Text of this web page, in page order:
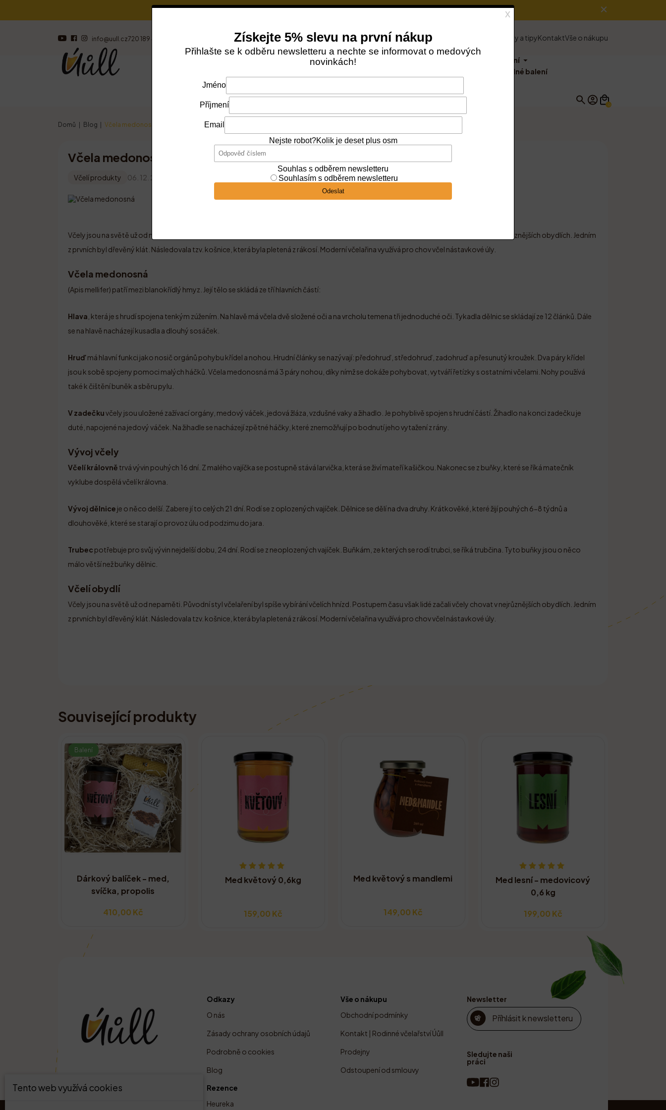
DOPRAVA ZDARMA OD NÁKUPU ZA 1 299 KČ
info@uull.cz720 189 473 Rady a tipyKontaktVše o nákupu
Medové bonbony Kosmetika
Ostatní
Výhodné balení
0
Domů Blog Včela medonosná
Včela medonosná
Včelí produkty 06. 12. 2022
Včely jsou na světě už od nepaměti. Původní styl včelaření byl spíše vybírání včelích hnízd. Postupem času však lidé začali včely chovat v nejrůznějších obydlích. Jedním
z prvních byl dřevěný klát. Následovala tzv. košnice, která byla pletená z rákosí. Moderní včelařina využívá pro chov včel nástavkové úly.
Včela medonosná
(Apis mellifer) patří mezi blanokřídlý hmyz. Její tělo se skládá ze tří hlavních částí:
Hlava , která je s hrudí spojena tenkým zúžením. Na hlavě má včela dvě složené oči a na vrcholu temena tři jednoduché oči. Tykadla dělnic se skládají ze 12 článků. Dále
se na hlavě nacházejí kusadla a dlouhý sosáček.
Hruďmá hlavní funkci jako nosič orgánů pohybu křídel a nohou. Hrudní články se nazývají: předohruď, středohruď, zadohruď a přesunutý kroužek. Dva páry křídel
jsou k sobě spojeny pomoci malých háčků. Včela medonosná má 3 páry nohou, díky nímž se dokáže pohybovat, vytváří řetízky s ostatními včelami. Nohy používá
také k čištění buněk a sběru pylu.
V zadečkuvčely jsou uložené zažívací orgány, medový váček, jedová žláza, vzdušné vaky a žihadlo. Je pohyblivě spojen s hrudní částí. Žihadlo na konci zadečku je
duté, napojené na jedový váček. Na žihadle se nacházejí zpětné háčky, které znemožňují po bodnutí jeho vytažení z rány.
Vývoj včely
Včelí královně trvá vývin pouhých 16 dní. Z malého vajíčka se postupně stává larvička, která se živí mateří kašičkou. Nakonec se z buňky, které se říká matečník
vyklube dospělá včelí královna.
Vývoj dělnice je o něco delší. Zabere jí to celých 21 dní. Rodí se z oplozených vajíček. Dělnice se dělí na dva druhy. Krátkověké, které žijí pouhých 6-8 týdnů a
dlouhověké, které se starají o provoz úlu od podzimu do jara.
Trubec potřebuje pro svůj vývin nejdelší dobu, 24 dní. Rodí se z neoplozených vajíček. Buňkám, ze kterých se rodí trubci, se říká trubčina. Tyto buňky jsou o něco
málo větší než buňky dělnic.
Včelí obydlí
Včely jsou na světě už od nepaměti. Původní styl včelaření byl spíše vybírání včelích hnízd. Postupem času však lidé začali včely chovat v nejrůznějších obydlích. Jedním
z prvních byl dřevěný klát. Následovala tzv. košnice, která byla pletená z rákosí. Moderní včelařina využívá pro chov včel nástavkové úly.
Související produkty
Balení
Dárkový balíček - med,
svíčka, propolis
410,00 Kč
Med květový 0,6kg
159,00 Kč
Med květový s mandlemi
149,00 Kč
Med lesní - medovicový
0,6 kg
199,00 Kč
Úůll ecommerce s.r.o. Těšínská
Odkazy
O nás
Zásady ochrany osobních údajů
Podrobně o cookies
Blog
Vše o nákupu
Obchodní podmínky
Kontakt | Rodinné včelařství Úůll
Prodejny
Odstoupení od smlouvy
Rezence
Heureka
Newsletter
Příhlásit k newsletteru
Sledujte naši
práci
Tento web využívá cookies